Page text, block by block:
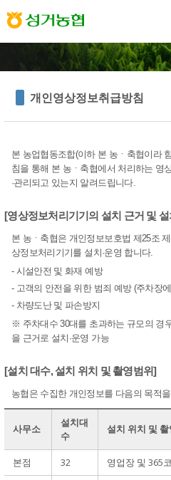
개인영상정보취급방침
본 농업협동조합(이하 본 농ㆍ축협이라
침을 통해 본 농ㆍ축협에서 처리하는 영
·관리되고 있는지 알려드립니다.
[영상정보처리기기의 설치 근거 및
본 농ㆍ축협은 개인정보보호법 제25조
상정보처리기기를 설치·운영 합니다.
- 시설안전 및 화재 예방
- 고객의 안전을 위한 범죄 예방 (주차장
- 차량도난 및 파손방지
※ 주차대수 30대를 초과하는 규모의 경
을 근거로 설치·운영 가능
[설치 대수, 설치 위치 및 촬영범위]
농협은 수집한 개인정보를 다음의 목적
사무소
설치대
수
설치 위치 및
본점 32
영업장 및 365